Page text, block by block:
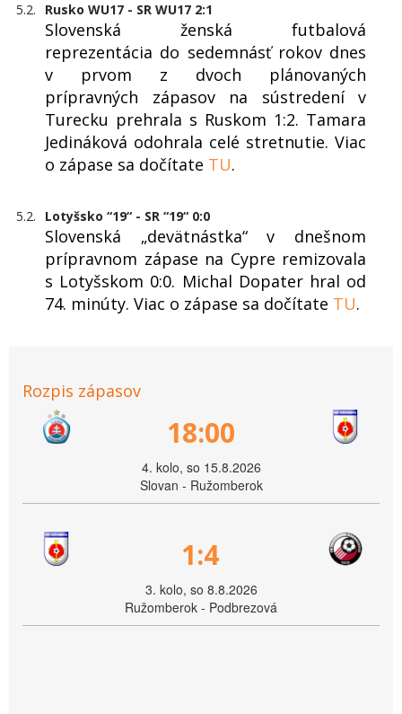
5.2. Rusko WU17 - SR WU17 2:1
Slovenská ženská futbalová
reprezentácia do sedemnásť rokov dnes
v prvom z dvoch plánovaných
prípravných zápasov na sústredení v
Turecku prehrala s Ruskom 1:2. Tamara
Jedináková odohrala celé stretnutie. Viac
o zápase sa dočítate TU.
5.2. Lotyšsko “19“ - SR “19“ 0:0
Slovenská „devätnástka“ v dnešnom
prípravnom zápase na Cypre remizovala
s Lotyšskom 0:0. Michal Dopater hral od
74. minúty. Viac o zápase sa dočítate TU.
Rozpis zápasov
18:00
4. kolo, so 15.8.2026
Slovan - Ružomberok
1:4
3. kolo, so 8.8.2026
Ružomberok - Podbrezová